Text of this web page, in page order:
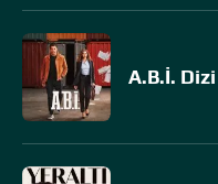
A.B.İ.